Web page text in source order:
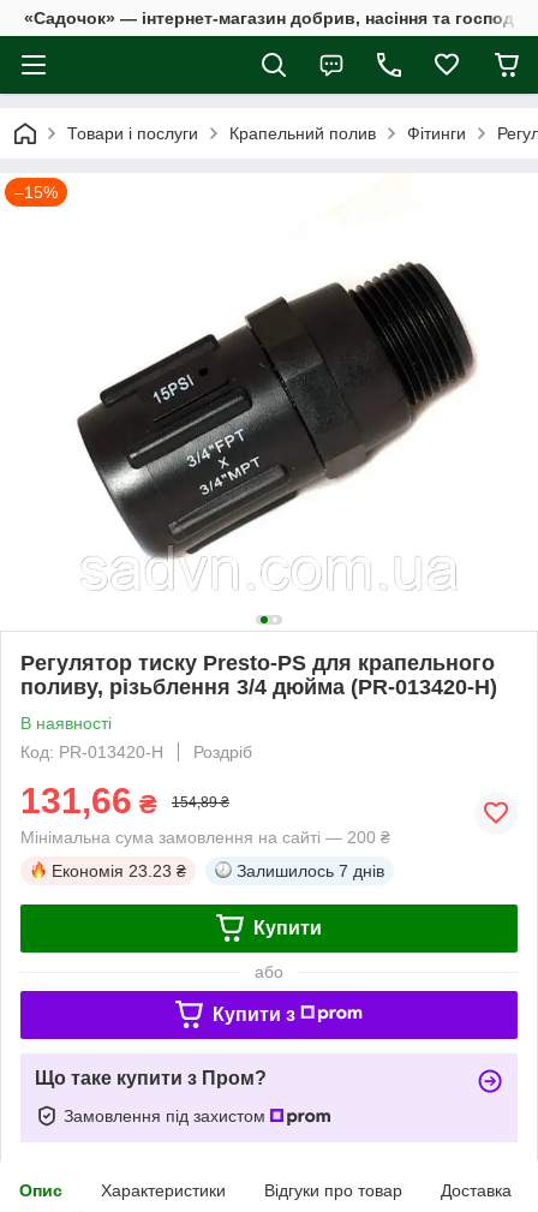
«Садочок» — інтернет-магазин добрив, насіння та
Товари і послуги Крапельний полив Фітинги
–15%
Регулятор тиску Presto-PS для крапельного
поливу, різьблення 3/4 дюйма (PR-013420-H)
В наявності
Код: PR-013420-H
Роздріб
131,66 ₴ 154,89 ₴
Мінімальна сума замовлення на сайті — 200 ₴
Економія 23.23 ₴ Залишилось 7 днів
Купити
або
Купити з
Що таке купити з Пром?
Замовлення під захистом
Опис Характеристики Відгуки про товар Доставка